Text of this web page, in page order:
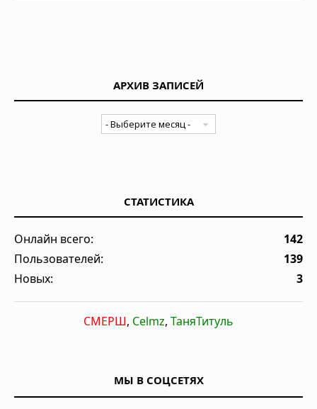
АРХИВ ЗАПИСЕЙ
СТАТИСТИКА
Онлайн всего:
142
Пользователей:
139
Новых:
3
СМЕРШ, Celmz, ТаняТитуль
МЫ В СОЦСЕТЯХ